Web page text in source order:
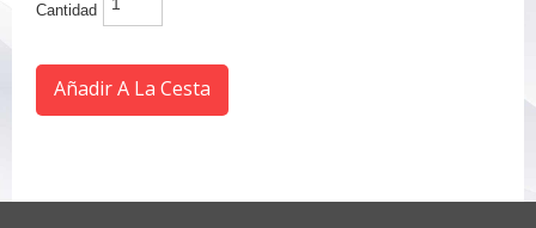
Cantidad
Añadir A La Cesta